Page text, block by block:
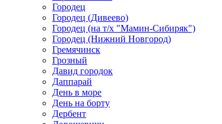
Городец
Городец (Дивеево)
Городец (на т/х "Мамин-Сибиряк")
Городец (Нижний Новгород)
Гремячинск
Грозный
Давид городок
Даппарай
День в море
День на борту
Дербент